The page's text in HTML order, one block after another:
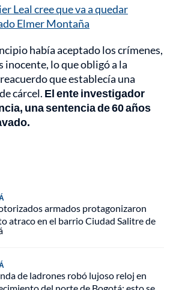
Leal cree que va a quedar
Elmer Montaña
había aceptado los crímenes,
inocente, lo que obligó a la
que establecía una
cárcel. El ente investigador
una sentencia de 60 años
armados protagonizaron
atraco en el barrio Ciudad Salitre de
de ladrones robó lujoso reloj en
del norte de Bogotá: esto se